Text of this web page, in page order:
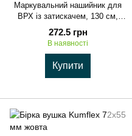
Маркувальний нашийник для
ВРХ із затискачем, 130 см,
синій
272.5 грн
В наявності
Купити